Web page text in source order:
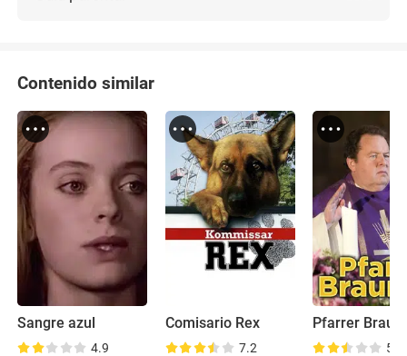
Contenido similar
Sangre azul
4.9
Comisario Rex
7.2
Pfarrer Braun
5.8